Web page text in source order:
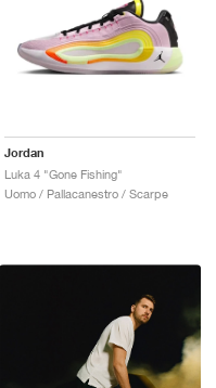
Jordan
Luka 4 "Gone Fishing"
Uomo / Pallacanestro / Scarpe